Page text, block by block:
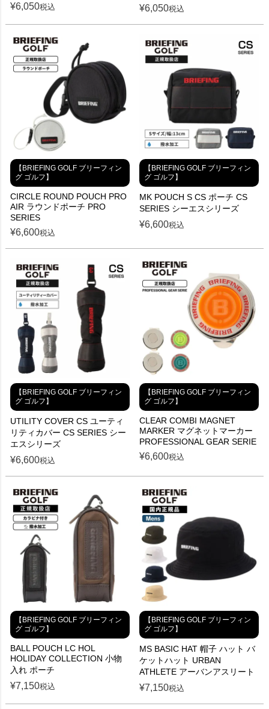
¥6,050税込 ¥6,050税込
【BRIEFING GOLF ブリーフィン
グ ゴルフ】
CIRCLE ROUND POUCH PRO
AIR ラウンドポーチ PRO
SERIES
¥6,600税込
【BRIEFING GOLF ブリーフィン
グ ゴルフ】
MK POUCH S CS ポーチ CS
SERIES シーエスシリーズ
¥6,600税込
【BRIEFING GOLF ブリーフィン
グ ゴルフ】
UTILITY COVER CS ユーティ
リティカバー CS SERIES シー
エスシリーズ
¥6,600税込
【BRIEFING GOLF ブリーフィン
グ ゴルフ】
CLEAR COMBI MAGNET
MARKER マグネットマーカー
PROFESSIONAL GEAR SERIE
¥6,600税込
【BRIEFING GOLF ブリーフィン
グ ゴルフ】
BALL POUCH LC HOL
HOLIDAY COLLECTION 小物
入れ ポーチ
¥7,150税込
【BRIEFING GOLF ブリーフィン
グ ゴルフ】
MS BASIC HAT 帽子 ハット バ
ケットハット URBAN
ATHLETE アーバンアスリート
¥7,150税込